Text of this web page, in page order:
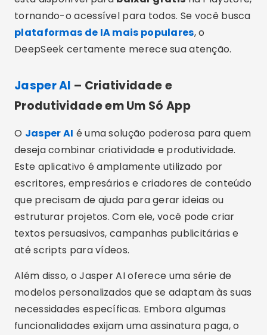
tornando-o acessível para todos. Se você busca
plataformas de IA mais populares, o
DeepSeek certamente merece sua atenção.
Jasper AI – Criatividade e
Produtividade em Um Só App
O Jasper AI é uma solução poderosa para quem
deseja combinar criatividade e produtividade.
Este aplicativo é amplamente utilizado por
escritores, empresários e criadores de conteúdo
que precisam de ajuda para gerar ideias ou
estruturar projetos. Com ele, você pode criar
textos persuasivos, campanhas publicitárias e
até scripts para vídeos.
Além disso, o Jasper AI oferece uma série de
modelos personalizados que se adaptam às suas
necessidades específicas. Embora algumas
funcionalidades exijam uma assinatura paga, o